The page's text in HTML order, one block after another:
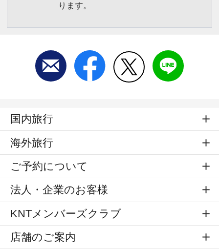
ります。
国内旅行
海外旅行
ご予約について
法人・企業のお客様
KNTメンバーズクラブ
店舗のご案内